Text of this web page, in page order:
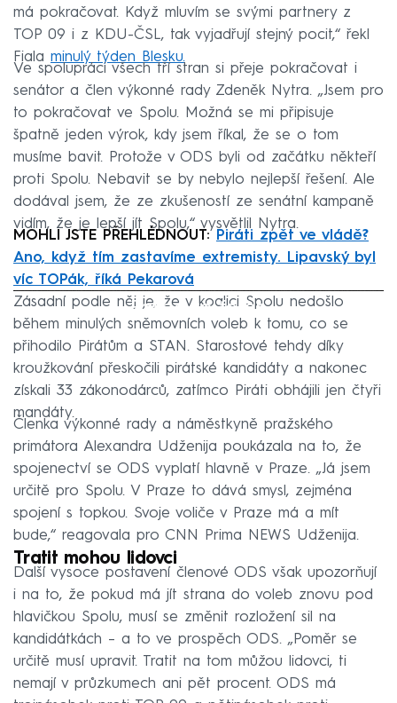
má pokračovat. Když mluvím se svými partnery z
TOP 09 i z KDU-ČSL, tak vyjadřují stejný pocit,“ řekl
Fiala minulý týden Blesku.
Ve spolupráci všech tří stran si přeje pokračovat i
senátor a člen výkonné rady Zdeněk Nytra. „Jsem pro
to pokračovat ve Spolu. Možná se mi připisuje
špatně jeden výrok, kdy jsem říkal, že se o tom
musíme bavit. Protože v ODS byli od začátku někteří
proti Spolu. Nebavit se by nebylo nejlepší řešení. Ale
dodával jsem, že ze zkušeností ze senátní kampaně
vidím, že je lepší jít Spolu,“ vysvětlil Nytra.
MOHLI JSTE PŘEHLÉDNOUT: Piráti zpět ve vládě?
Ano, když tím zastavíme extremisty. Lipavský byl
víc TOPák, říká Pekarová
Failed to fetch
Zásadní podle něj je, že v koalici Spolu nedošlo
během minulých sněmovních voleb k tomu, co se
přihodilo Pirátům a STAN. Starostové tehdy díky
kroužkování přeskočili pirátské kandidáty a nakonec
získali 33 zákonodárců, zatímco Piráti obhájili jen čtyři
mandáty.
Členka výkonné rady a náměstkyně pražského
primátora Alexandra Udženija poukázala na to, že
spojenectví se ODS vyplatí hlavně v Praze. „Já jsem
určitě pro Spolu. V Praze to dává smysl, zejména
spojení s topkou. Svoje voliče v Praze má a mít
bude,“ reagovala pro CNN Prima NEWS Udženija.
Tratit mohou lidovci
Další vysoce postavení členové ODS však upozorňují
i na to, že pokud má jít strana do voleb znovu pod
hlavičkou Spolu, musí se změnit rozložení sil na
kandidátkách – a to ve prospěch ODS. „Poměr se
určitě musí upravit. Tratit na tom můžou lidovci, ti
nemají v průzkumech ani pět procent. ODS má